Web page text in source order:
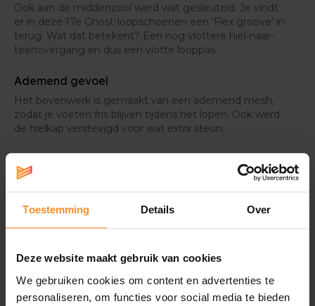
Toestemming Details Over
Deze website maakt gebruik van cookies
We gebruiken cookies om content en advertenties te
personaliseren, om functies voor social media te bieden
Ook aan de middenzool werd wat gesleuteld. Je vindt
er in deze 17e Ghost-loopschoenen een ‘Flex groove’ in
terug. Wat dat betekent? Een nog vlottere hiel-naar-
teenovergang en dus een vlotte looppas.
Ademend gevoel
Het bovenwerk is gemaakt van een ademend mesh,
zodat je voeten fris blijven tijdens het lopen. Ook werd
de hielkap verstevigd voor wat extra steun.
Ondersteuning |